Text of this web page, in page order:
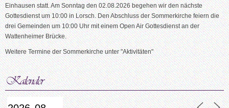
Einhausen statt. Am Sonntag den 02.08.2026 begehen wir den nächste
Gottesdienst um 10:00 in Lorsch. Den Abschluss der Sommerkirche feiern die
drei Gemeinden um 10:00 Uhr mit einem Open Air Gottesdienst an der
Wattenheimer Brücke.
Weitere Termine der Sommerkirche unter "Aktivitäten"